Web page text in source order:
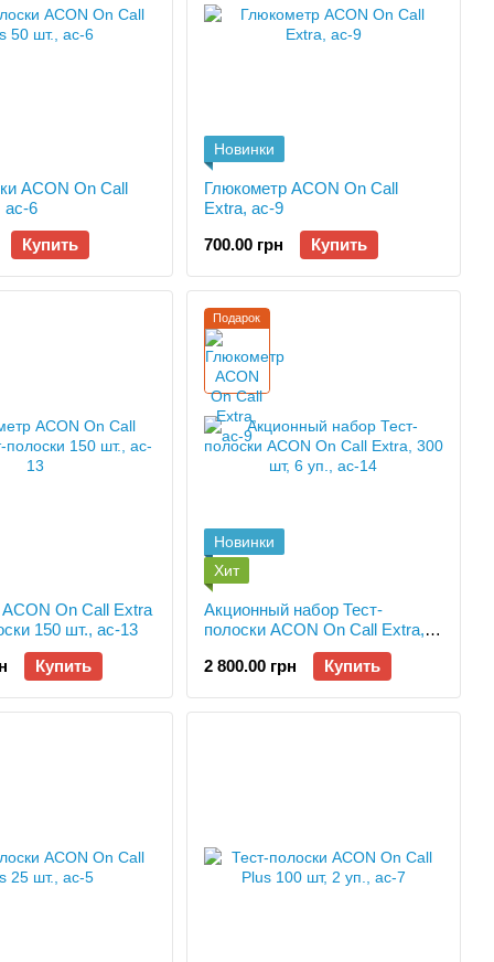
ACON On Call
ac-6
Купить
Новинки
Глюкометр ACON On Call
Extra, ac-9
700.00 грн
Купить
On Call Extra
150 шт., ac-13
Купить
Подарок
Новинки
Хит
Акционный набор Тест-
полоски ACON On Call Extra,
300 шт, 6 уп., ac-14
2 800.00 грн
Купить